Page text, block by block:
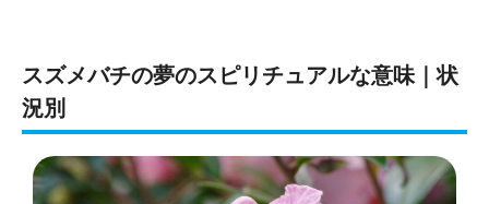
スズメバチの夢のスピリチュアルな意味｜状
況別